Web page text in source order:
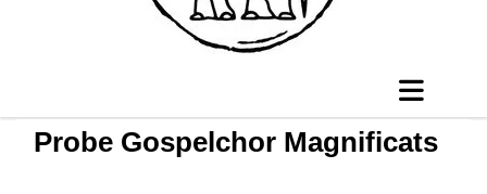
Probe Gospelchor Magnificats